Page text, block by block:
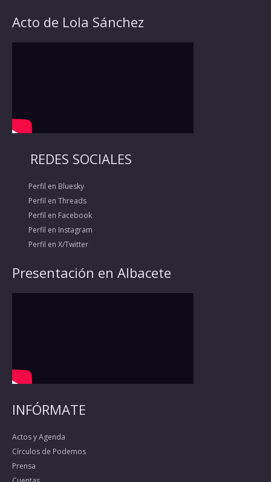
Acto de Lola Sánchez
REDES SOCIALES
Perfil en Bluesky
Perfil en Threads
Perfil en Facebook
Perfil en Instagram
Perfil en X/Twitter
Presentación en Albacete
INFÓRMATE
Actos y Agenda
Círculos de Podemos
Prensa